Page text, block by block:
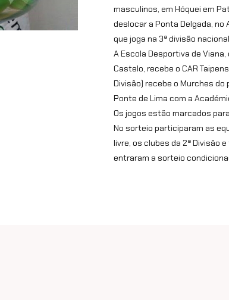
masculinos, em Hóquei em
deslocar a Ponta Delgada, no
que joga na 3ª divisão
A Escola Desportiva de
Castelo, recebe o CAR
Divisão) recebe o Murches do
Ponte de Lima com a
Os jogos estão marcados
No sorteio participaram as
livre, os clubes da 2ª Divisão
entraram a sorteio